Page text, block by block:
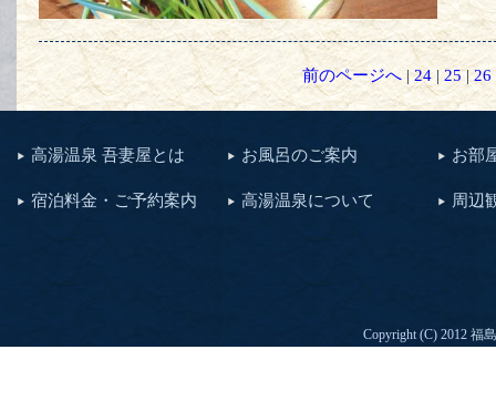
前のページへ|24 | 25|26
高湯温泉 吾妻屋とは お風呂のご案内 お部
宿泊料金・ご予約案内 高湯温泉について 周辺
Copyright (C) 2012 福